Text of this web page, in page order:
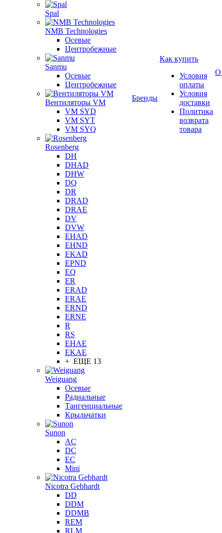
Spal
NMB Technologies
Осевые
Центробежные
Sanmu
Осевые
Центробежные
Вентиляторы VM
VM SYD
VM SYT
VM SYQ
Rosenberg
DH
DHAD
DHW
DQ
DR
DRAD
DRAE
DV
DVW
EHAD
EHND
EKAD
EPND
EQ
ER
ERAD
ERAE
ERND
ERNE
R
RS
EHAE
EKAE
+ ЕЩЕ 13
Weiguang
Осевые
Радиальные
Тангенциальные
Крыльчатки
Sunon
AC
DC
EC
Mini
Nicotra Gebhardt
DD
DDM
DDMB
REM
RLM
Бренды
Как купить
Условия
оплаты
Условия
доставки
Политика
возврата
товара
О